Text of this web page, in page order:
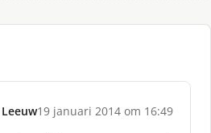
19 januari 2014 om 16:49